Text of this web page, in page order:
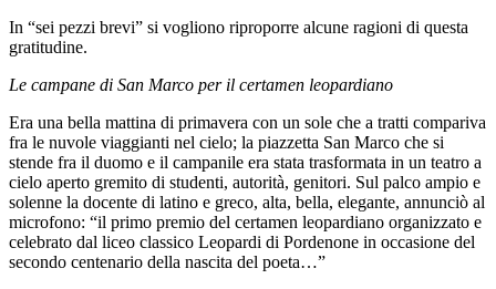
In “sei pezzi brevi” si vogliono riproporre alcune ragioni di questa
gratitudine.
Le campane di San Marco per il certamen leopardiano
Era una bella mattina di primavera con un sole che a tratti compariva
fra le nuvole viaggianti nel cielo; la piazzetta San Marco che si
stende fra il duomo e il campanile era stata trasformata in un teatro a
cielo aperto gremito di studenti, autorità, genitori. Sul palco ampio e
solenne la docente di latino e greco, alta, bella, elegante, annunciò al
microfono: “il primo premio del certamen leopardiano organizzato e
celebrato dal liceo classico Leopardi di Pordenone in occasione del
secondo centenario della nascita del poeta…”